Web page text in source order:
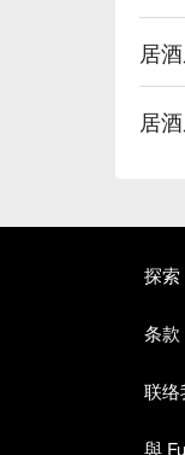
居
居
探索
条款
联络
與